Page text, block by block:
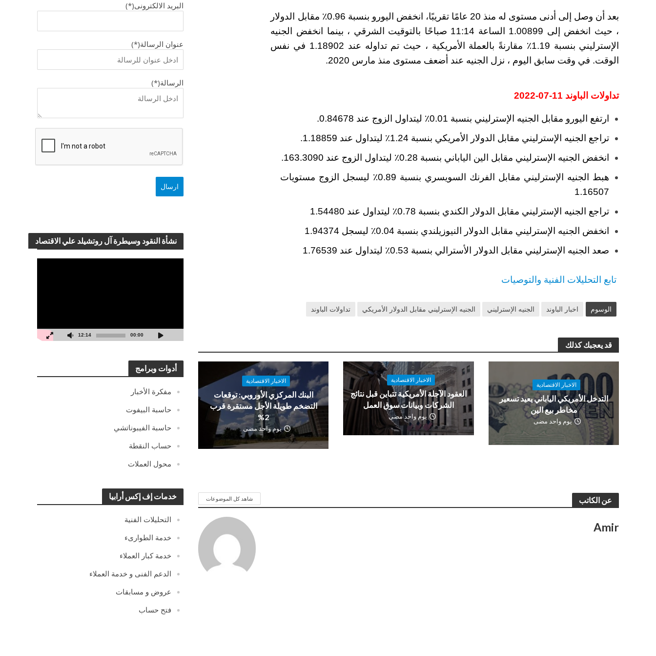
البريد الالكترونى(*)
عنوان الرسالة(*)
الرسالة(*)
نشأة النقود وسيطرة آل روتشيلد علي الاقتصاد
00:00
12:14
أدوات وبرامج
مفكرة الأخبار
حاسبة البيفوت
حاسبة الفيبوناتشي
حساب النقطة
محول العملات
خدمات إف إكس أرابيا
التحليلات الفنية
خدمة الطوارىء
خدمة كبار العملاء
الدعم الفنى و خدمة العملاء
عروض و مسابقات
فتح حساب
بعد أن وصل إلى أدنى مستوى له منذ 20 عامًا تقريبًا، انخفض اليورو بنسبة 0.96٪ مقابل الدولار
، حيث انخفض إلى 1.00899 الساعة 11:14 صباحًا بالتوقيت الشرقي ، بينما انخفض الجنيه
الإسترليني بنسبة 1.19٪ مقارنةً بالعملة الأمريكية ، حيث تم تداوله عند 1.18902 في نفس
الوقت. في وقت سابق اليوم ، نزل الجنيه عند أضعف مستوى منذ مارس 2020.
تداولات الباوند 11-07-2022
ارتفع اليورو مقابل الجنيه الإسترليني بنسبة 0.01٪ ليتداول الزوج عند 0.84678.
تراجع الجنيه الإسترليني مقابل الدولار الأمريكي بنسبة 1.24٪ ليتداول عند 1.18859.
انخفض الجنيه الإسترليني مقابل الين الياباني بنسبة 0.28٪ ليتداول الزوج عند 163.3090.
هبط الجنيه الإسترليني مقابل الفرنك السويسري بنسبة 0.89٪ ليسجل الزوج مستويات
1.16507
تراجع الجنيه الإسترليني مقابل الدولار الكندي بنسبة 0.78٪ ليتداول عند 1.54480
انخفض الجنيه الإسترليني مقابل الدولار النيوزيلندي بنسبة 0.04٪ ليسجل 1.94374
صعد الجنيه الإسترليني مقابل الدولار الأسترالي بنسبة 0.53٪ ليتداول عند
1.76539
تابع التحليلات الفنية والتوصيات
الوسوم اخبار الباوند الجنيه الإسترليني الجنيه الإسترليني مقابل الدولار الأمريكي تداولات الباوند
قد يعجبك كذلك
الاخبار الاقتصادية
التدخل الأمريكي الياباني يعيد تسعير
مخاطر بيع الين
يوم واحد مضى
الاخبار الاقتصادية
العقود الآجلة الأمريكية تتباين قبل نتائج
الشركات وبيانات سوق العمل
يوم واحد مضى
الاخبار الاقتصادية
البنك المركزي الأوروبي: توقعات
التضخم طويلة الأجل مستقرة قرب
2%
يوم واحد مضى
عن الكاتب شاهد كل الموضوعات
Amir